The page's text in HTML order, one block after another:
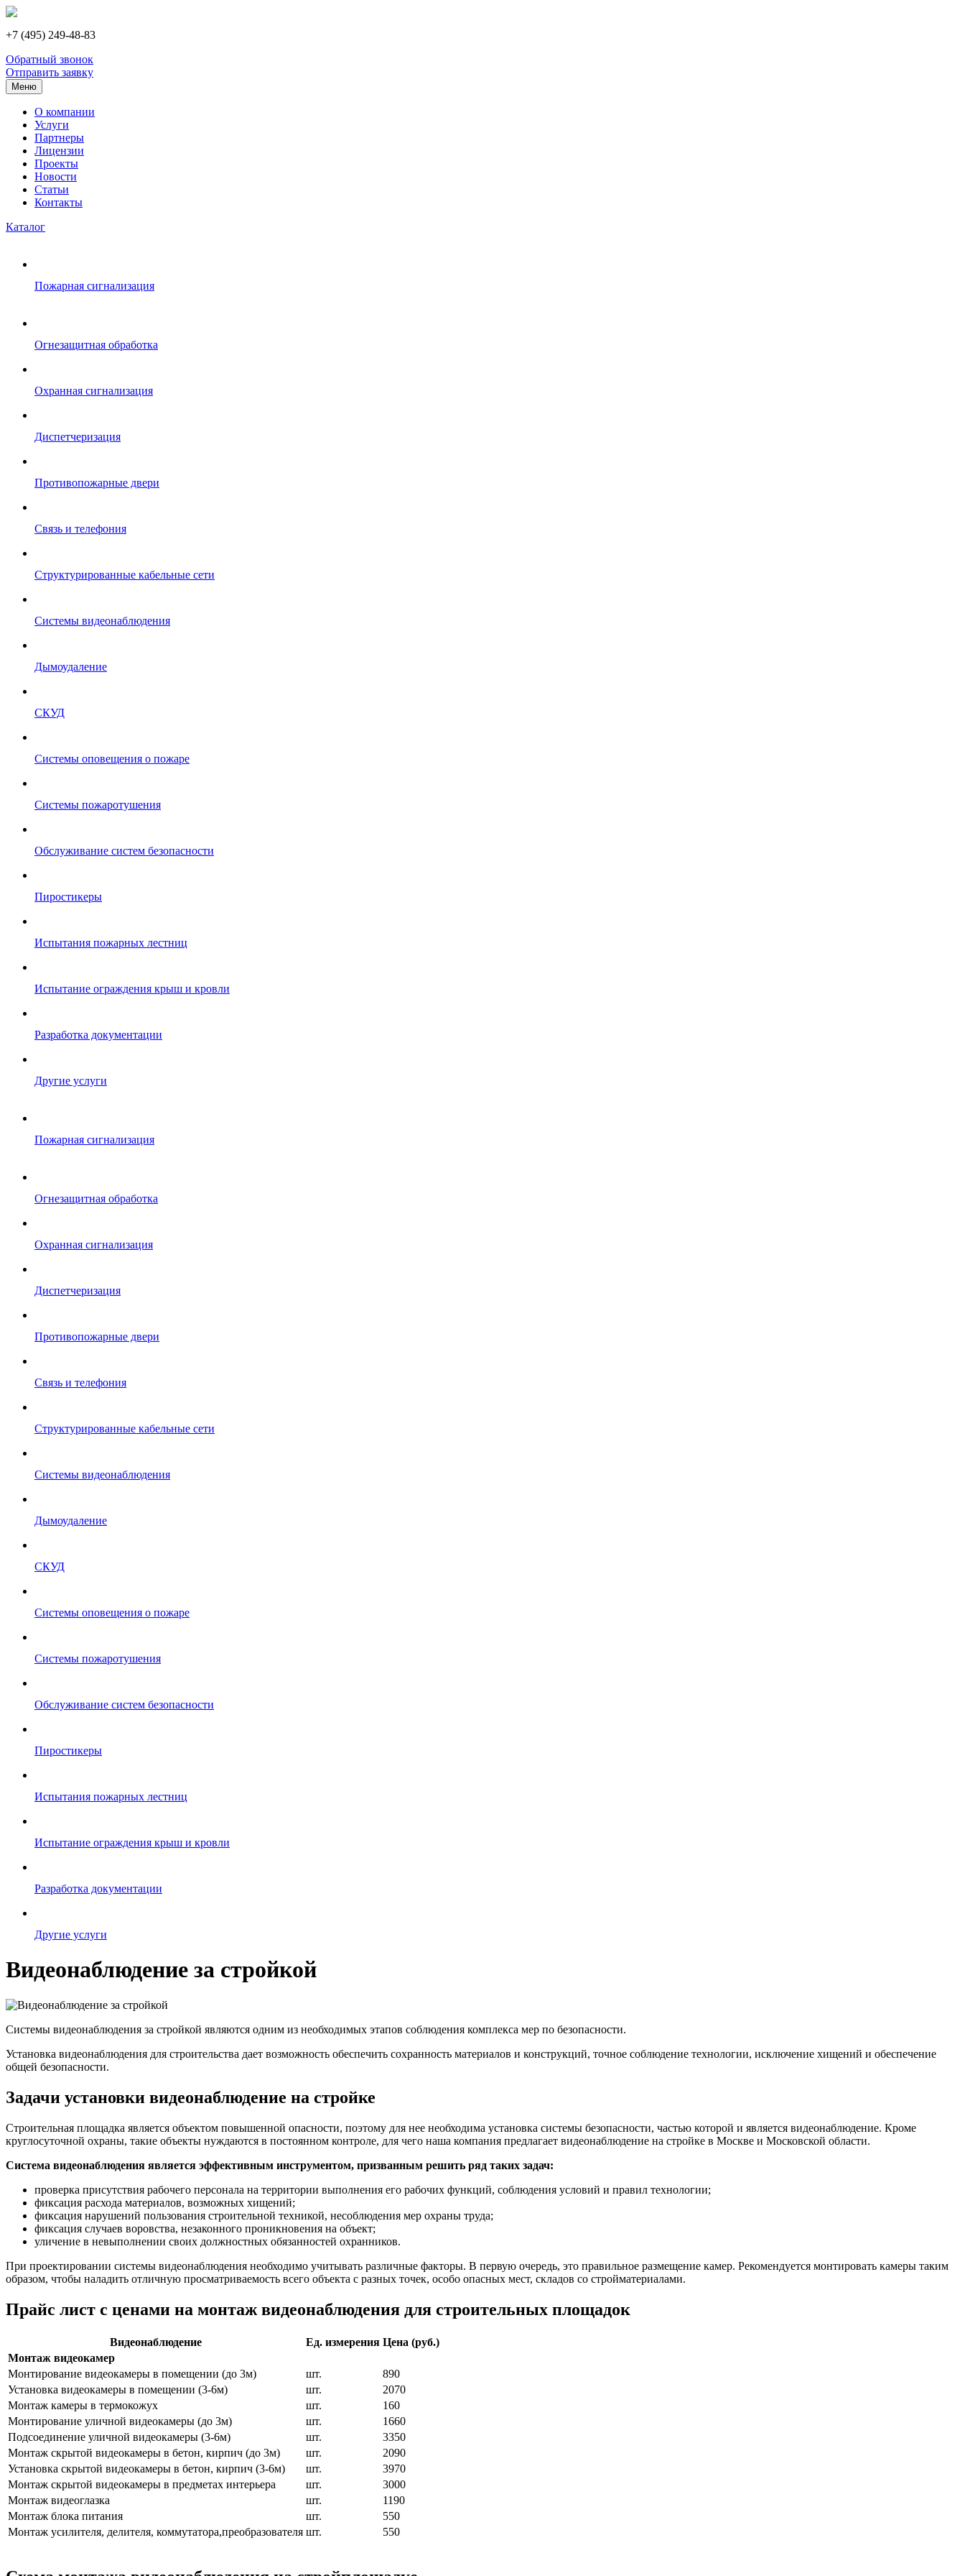
+7 (495) 249-48-83
Обратный звонок
Отправить заявку
Меню
О компании
Услуги
Партнеры
Лицензии
Проекты
Новости
Статьи
Контакты
Каталог
Пожарная сигнализация
Огнезащитная обработка
Охранная сигнализация
Диспетчеризация
Противопожарные двери
Связь и телефония
Структурированные кабельные сети
Системы видеонаблюдения
Дымоудаление
СКУД
Системы оповещения о пожаре
Системы пожаротушения
Обслуживание систем безопасности
Пиростикеры
Испытания пожарных лестниц
Испытание ограждения крыш и кровли
Разработка документации
Другие услуги
Пожарная сигнализация
Огнезащитная обработка
Охранная сигнализация
Диспетчеризация
Противопожарные двери
Связь и телефония
Структурированные кабельные сети
Системы видеонаблюдения
Дымоудаление
СКУД
Системы оповещения о пожаре
Системы пожаротушения
Обслуживание систем безопасности
Пиростикеры
Испытания пожарных лестниц
Испытание ограждения крыш и кровли
Разработка документации
Другие услуги
Видеонаблюдение за стройкой
Системы видеонаблюдения за стройкой являются одним из необходимых этапов соблюдения комплекса мер по безопасности.
Установка видеонаблюдения для строительства дает возможность обеспечить сохранность материалов и конструкций, точное соблюдение технологии, исключение хищений и обеспечение
общей безопасности.
Задачи установки видеонаблюдение на стройке
Строительная площадка является объектом повышенной опасности, поэтому для нее необходима установка системы безопасности, частью которой и является видеонаблюдение. Кроме
круглосуточной охраны, такие объекты нуждаются в постоянном контроле, для чего наша компания предлагает видеонаблюдение на стройке в Москве и Московской области.
Система видеонаблюдения является эффективным инструментом, призванным решить ряд таких задач:
проверка присутствия рабочего персонала на территории выполнения его рабочих функций, соблюдения условий и правил технологии;
фиксация расхода материалов, возможных хищений;
фиксация нарушений пользования строительной техникой, несоблюдения мер охраны труда;
фиксация случаев воровства, незаконного проникновения на объект;
уличение в невыполнении своих должностных обязанностей охранников.
При проектировании системы видеонаблюдения необходимо учитывать различные факторы. В первую очередь, это правильное размещение камер. Рекомендуется монтировать камеры таким
образом, чтобы наладить отличную просматриваемость всего объекта с разных точек, особо опасных мест, складов со стройматериалами.
Прайс лист с ценами на монтаж видеонаблюдения для строительных площадок
Видеонаблюдение Ед. измерения Цена (руб.)
Монтаж видеокамер
Монтирование видеокамеры в помещении (до 3м)
шт.
890
Установка видеокамеры в помещении (3-6м)
шт.
2070
Монтаж камеры в термокожух
шт.
160
Монтирование уличной видеокамеры (до 3м)
шт.
1660
Подсоединение уличной видеокамеры (3-6м)
шт.
3350
Монтаж скрытой видеокамеры в бетон, кирпич (до 3м)
шт.
2090
Установка скрытой видеокамеры в бетон, кирпич (3-6м)
шт.
3970
Монтаж скрытой видеокамеры в предметах интерьера
шт.
3000
Монтаж видеоглазка
шт.
1190
Монтаж блока питания
шт.
550
Монтаж усилителя, делителя, коммутатора,преобразователя шт. 550